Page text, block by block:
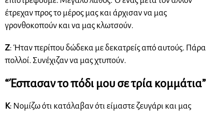
έτρεχαν προς το μέρος μας και άρχισαν να μας
γρονθοκοπούν και να μας κλωτσούν.
Ζ: Ήταν περίπου δώδεκα με δεκατρείς από αυτούς. Πάρα
πολλοί. Συνέχιζαν να μας χτυπούν.
“Έσπασαν το πόδι μου σε τρία κομμάτια”
Κ: Νομίζω ότι κατάλαβαν ότι είμαστε ζευγάρι και μας